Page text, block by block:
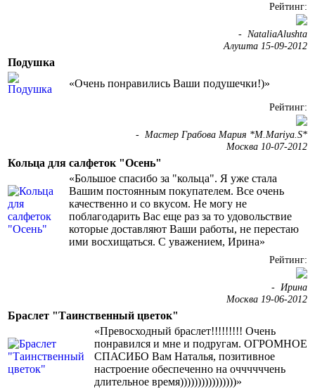
Рейтинг:
- NataliaAlushta
Алушта 15-09-2012
Подушка
«Очень понравились Ваши подушечки!)»
Рейтинг:
- Мастер Грабова Мария *M.Mariya.S*
Москва 10-07-2012
Кольца для салфеток "Осень"
«Большое спасибо за "кольца". Я уже стала
Вашим постоянным покупателем. Все очень
качественно и со вкусом. Не могу не
поблагодарить Вас еще раз за то удовольствие
которые доставляют Ваши работы, не перестаю
ими восхищаться. С уважением, Ирина»
Рейтинг:
- Ирина
Москва 19-06-2012
Браслет "Таинственный цветок"
«Превосходный браслет!!!!!!!!! Очень
понравился и мне и подругам. ОГРОМНОЕ
СПАСИБО Вам Наталья, позитивное
настроение обеспеченно на оччччччень
длительное время))))))))))))))))»